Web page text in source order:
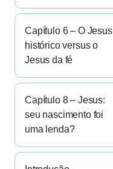
Capítulo 6 – O Jesus
histórico versus o
Jesus da fé
Capítulo 8 – Jesus:
seu nascimento foi
uma lenda?